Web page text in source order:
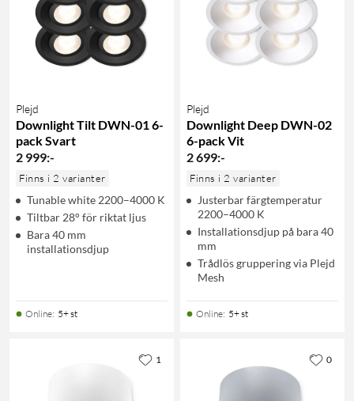
Plejd
Downlight Tilt DWN-01 6-
pack Svart
2 999:-
Finns i 2 varianter
Tunable white 2200–4000 K
Tiltbar 28° för riktat ljus
Bara 40 mm
installationsdjup
Online: 5+ st
Plejd
Downlight Deep DWN-02
6-pack Vit
2 699:-
Finns i 2 varianter
Justerbar färgtemperatur
2200–4000 K
Installationsdjup på bara 40
mm
Trådlös gruppering via Plejd
Mesh
Online: 5+ st
1 0